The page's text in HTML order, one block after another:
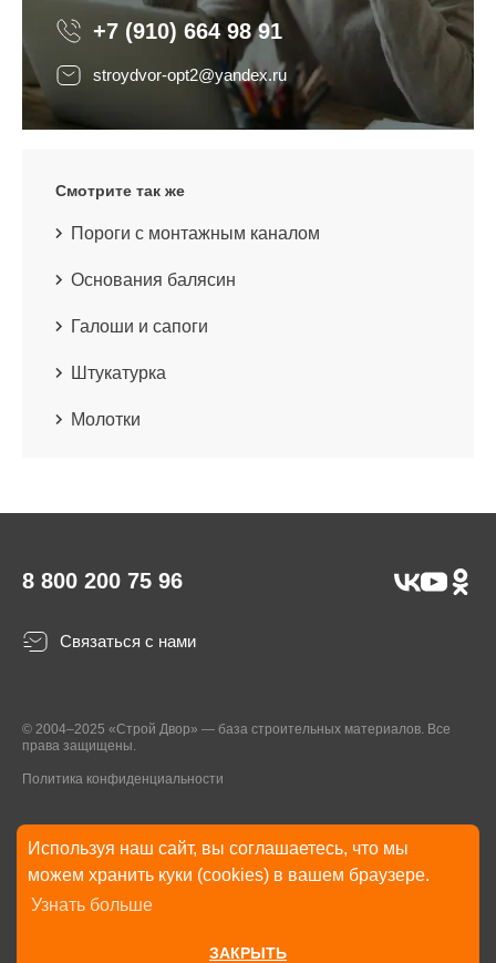
Используя наш сайт, вы соглашаетесь, что мы
можем хранить куки (cookies) в вашем браузере.
Узнать больше
ЗАКРЫТЬ
+7 (910) 664 98 91
stroydvor-opt2@yandex.ru
Смотрите так же
Пороги с монтажным каналом
Основания балясин
Галоши и сапоги
Штукатурка
Молотки
8 800 200 75 96
Связаться с нами
© 2004–2025 «Строй Двор» — база строительных материалов. Все
права защищены.
Политика конфиденциальности
* Указанные на Сайте цены, комплектации, описания и технические
характеристики могут быть изменены в любое время без уведомления
пользователей Сайта. Внешний вид товаров и упаковки может